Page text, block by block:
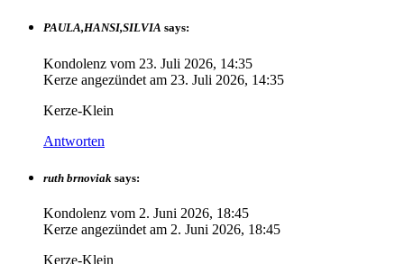
PAULA,HANSI,SILVIA says:
Kondolenz vom 23. Juli 2026, 14:35
Kerze angezündet am 23. Juli 2026, 14:35
Kerze-Klein
Antworten
ruth brnoviak says:
Kondolenz vom 2. Juni 2026, 18:45
Kerze angezündet am 2. Juni 2026, 18:45
Kerze-Klein